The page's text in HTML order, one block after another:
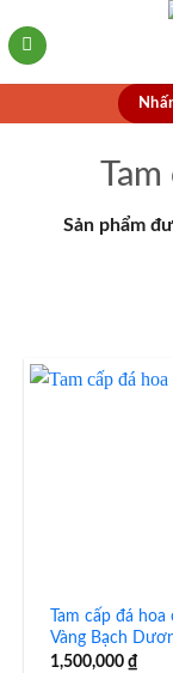
to
Sản phẩm
Tam cấp đá
Vàng Bạch
1,500,000₫